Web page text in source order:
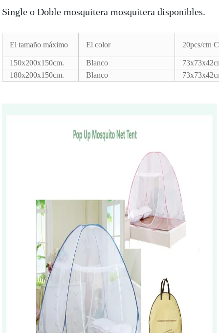
Single o Doble mosquitera mosquitera disponibles.
El tamaño máximo El color 20pcs/ctn
150x200x150cm. Blanco
180x200x150cm.
Blanco